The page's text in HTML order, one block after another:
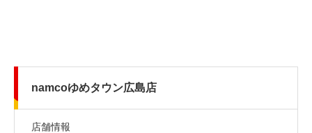
namcoゆめタウン広島店
店舗情報